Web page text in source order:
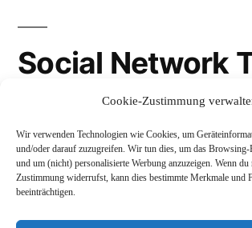
Cookie-Zustimmung
Wir verwenden Technologien wie Cookies, um
und/oder darauf zuzugreifen. Wir tun dies, um das Browsing-
und um (nicht) personalisierte Werbung anzuzeigen. Wenn
Zustimmung widerrufst, kann dies bestimmte Merkmale und
beeinträchtigen.
Social Network
LinkedIn
Mastodon